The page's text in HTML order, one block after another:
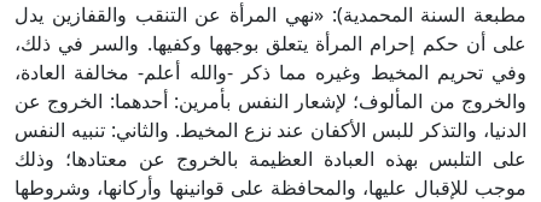
مطبعة السنة المحمدية): «نهي المرأة عن التنقب والقفازين يدل
على أن حكم إحرام المرأة يتعلق بوجهها وكفيها. والسر في ذلك،
وفي تحريم المخيط وغيره مما ذكر -والله أعلم- مخالفة العادة،
والخروج من المألوف؛ لإشعار النفس بأمرين: أحدهما: الخروج عن
الدنيا، والتذكر للبس الأكفان عند نزع المخيط. والثاني: تنبيه النفس
على التلبس بهذه العبادة العظيمة بالخروج عن معتادها؛ وذلك
موجب للإقبال عليها، والمحافظة على قوانينها وأركانها، وشروطها